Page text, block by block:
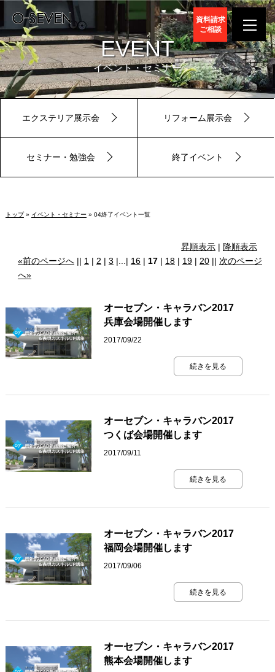
資料請求
ご相談
EVENT
イベント・セミナー
エクステリア展示会 リフォーム展示会
セミナー・勉強会 終了イベント
トップ» イベント・セミナー » 04終了イベント一覧
昇順表示 | 降順表示
«前のページへ|| 1 | 2 | 3 |...| 16| 17| 18| 19| 20|| 次のページ
へ»
オーセブン・キャラバン2017
兵庫会場開催します
2017/09/22
続きを見る
オーセブン・キャラバン2017
つくば会場開催します
2017/09/11
続きを見る
オーセブン・キャラバン2017
福岡会場開催します
2017/09/06
続きを見る
オーセブン・キャラバン2017
熊本会場開催します